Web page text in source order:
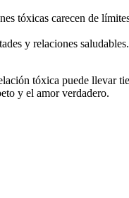
tóxicas carecen de
y relaciones
tóxica puede llevar
y el amor verdadero.